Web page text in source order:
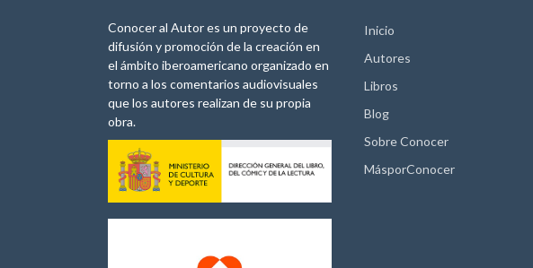
Conocer al Autor es un proyecto de
difusión y promoción de la creación en
el ámbito iberoamericano organizado en
torno a los comentarios audiovisuales
que los autores realizan de su propia
obra.
Inicio
Autores
Libros
Blog
Sobre Conocer
MásporConocer